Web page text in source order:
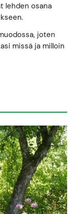
lehden osana
joten
missä ja milloin